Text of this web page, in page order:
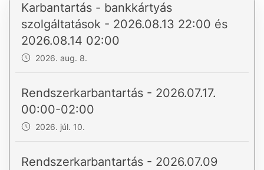
Karbantartás - bankkártyás
szolgáltatások - 2026.08.13 22:00 és
2026.08.14 02:00
2026. aug. 8.
Rendszerkarbantartás - 2026.07.17.
00:00-02:00
2026. júl. 10.
Rendszerkarbantartás - 2026.07.09